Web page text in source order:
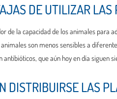
DE UTILIZAR
de la capacidad de los animales para
son menos sensibles a
que aún hoy en día siguen
DISTRIBUIRSE LAS